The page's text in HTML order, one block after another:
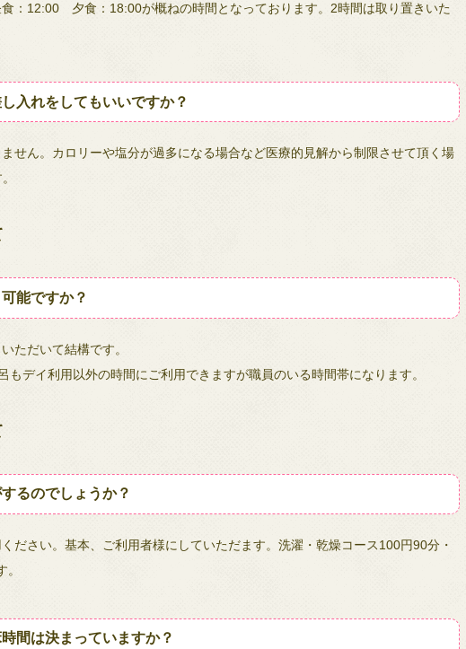
：12:00 夕食：18:00が概ねの時間となっております。2時間は取り置きいた
入れをしてもいいですか？
せん。カロリーや塩分が過多になる場合など医療的見解から制限させて頂く場
能ですか？
ただいて結構です。
デイ利用以外の時間にご利用できますが職員のいる時間帯になります。
るのでしょうか？
ださい。基本、ご利用者様にしていただます。洗濯・乾燥コース100円90分・
間は決まっていますか？